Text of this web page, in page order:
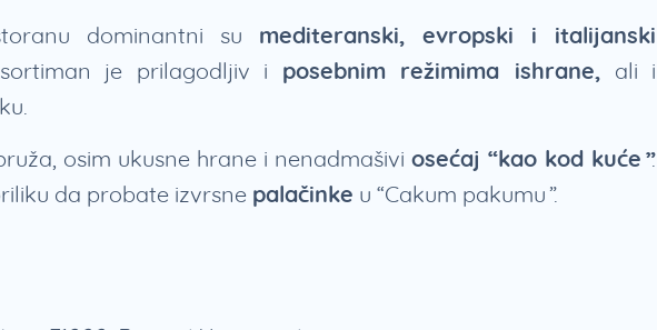
dominantni su mediteranski, evropski i italijanski
je prilagodljiv i posebnim režimima ishrane, ali i
osim ukusne hrane i nenadmašivi osećaj “kao kod kuće”.
da probate izvrsne palačinke u “Cakum pakumu”.